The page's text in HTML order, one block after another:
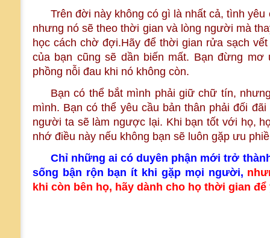
Trên đời này không có gì là nhất cả, tình
nhưng nó sẽ theo thời gian và lòng người mà
học cách chờ đợi.Hãy để thời gian rửa sạch
của bạn cũng sẽ dần biến mất. Bạn đừng
phồng nỗi đau khi nó không còn.
Bạn có thể bắt mình phải giữ chữ tín,
mình. Bạn có thể yêu cầu bản thân phải đối
người ta sẽ làm ngược lại. Khi bạn tốt với họ,
nhớ điều này nếu không bạn sẽ luôn gặp ưu
Chỉ những ai có duyên phận mới trở
sống bận rộn bạn ít khi gặp mọi người,
khi còn bên họ, hãy dành cho họ thời gian